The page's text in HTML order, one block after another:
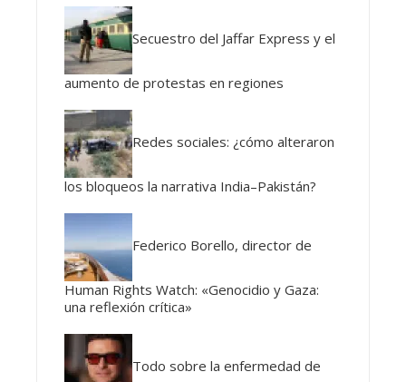
Secuestro del Jaffar Express y el
aumento de protestas en regiones
Redes sociales: ¿cómo alteraron
los bloqueos la narrativa India–Pakistán?
Federico Borello, director de
Human Rights Watch: «Genocidio y Gaza:
una reflexión crítica»
Todo sobre la enfermedad de